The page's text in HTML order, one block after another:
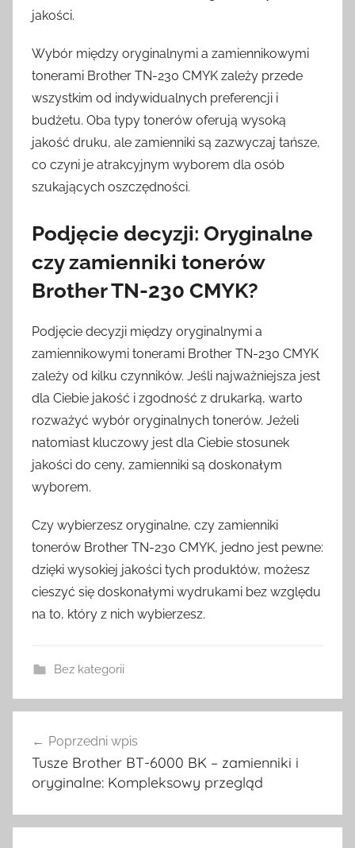
jakości.
Wybór między oryginalnymi a zamiennikowymi
tonerami Brother TN-230 CMYK zależy przede
wszystkim od indywidualnych preferencji i
budżetu. Oba typy tonerów oferują wysoką
jakość druku, ale zamienniki są zazwyczaj tańsze,
co czyni je atrakcyjnym wyborem dla osób
szukających oszczędności.
Podjęcie decyzji: Oryginalne
czy zamienniki tonerów
Brother TN-230 CMYK?
Podjęcie decyzji między oryginalnymi a
zamiennikowymi tonerami Brother TN-230 CMYK
zależy od kilku czynników. Jeśli najważniejsza jest
dla Ciebie jakość i zgodność z drukarką, warto
rozważyć wybór oryginalnych tonerów. Jeżeli
natomiast kluczowy jest dla Ciebie stosunek
jakości do ceny, zamienniki są doskonałym
wyborem.
Czy wybierzesz oryginalne, czy zamienniki
tonerów Brother TN-230 CMYK, jedno jest pewne:
dzięki wysokiej jakości tych produktów, możesz
cieszyć się doskonałymi wydrukami bez względu
na to, który z nich wybierzesz.
Bez kategorii
wpisu
Poprzedni wpis
Tusze Brother BT-6000 BK – zamienniki i
oryginalne: Kompleksowy przegląd